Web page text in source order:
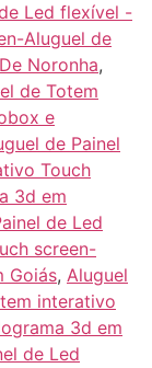
Led flexível -
Aluguel de
Noronha,
de Totem
e
de Painel
Touch
3d em
de Led
screen-
Goiás, Aluguel
interativo
3d em
de Led